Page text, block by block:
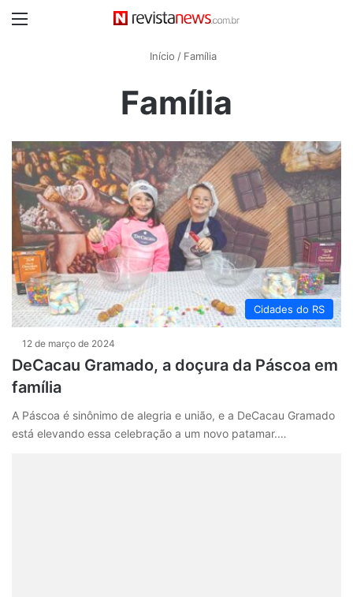
Início / Família
Família
Cidades do RS
12 de março de 2024
DeCacau Gramado, a doçura da Páscoa em
família
A Páscoa é sinônimo de alegria e união, e a DeCacau Gramado
está elevando essa celebração a um novo patamar.…